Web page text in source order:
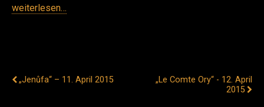
weiterlesen…
„Jenůfa“ – 11. April 2015
„Le Comte Ory“ - 12. April
2015